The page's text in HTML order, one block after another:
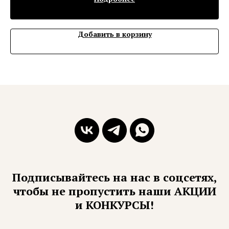
Добавить в корзину
Подписывайтесь на нас в соцсетях,
чтобы не пропустить наши АКЦИИ
и КОНКУРСЫ!